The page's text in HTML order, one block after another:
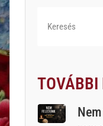
TOVÁBBI